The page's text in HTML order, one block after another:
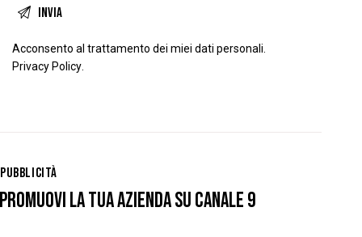
Acconsento al trattamento dei miei dati personali.
Privacy Policy
PUBBLICITÀ
PROMUOVI LA TUA AZIENDA SU CANALE 9